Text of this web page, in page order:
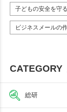
子どもの安全を守る
ビジネスメールの
CATEGORY
総研